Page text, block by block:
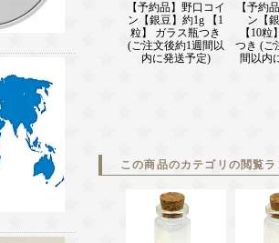
【予約品】野口コイ
ン【銀豆】約1g 【1
粒】 ガラス瓶つき
(ご注文後約1週間以
内に発送予定)
【予約
ン【
【10
つき (ご
間以内
この商品のカテゴリの閲覧